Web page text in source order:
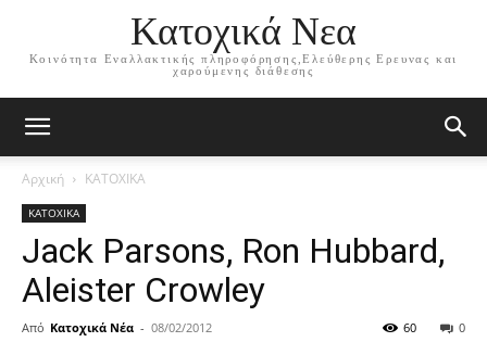
Κατοχικά Νεα
Κοινότητα Εναλλακτικής πληροφόρησης,Ελεύθερης Ερευνας και
χαρούμενης διάθεσης
Αρχική ΚΑΤΟΧΙΚΑ
ΚΑΤΟΧΙΚΑ
Jack Parsons, Ron Hubbard,
Aleister Crowley
Από Κατοχικά Νέα - 08/02/2012 0
60